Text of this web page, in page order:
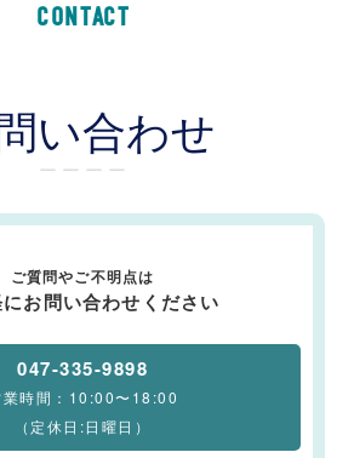
CONTACT
い合わせ
ー ー ー ー
ご質問やご不明点は
お問い合わせください
047-335-9898
業時間：10:00〜18:00
（定休日:日曜日）